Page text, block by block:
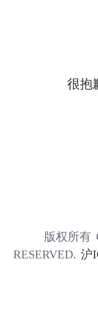
很抱
版权所有
RESERVED. 沪